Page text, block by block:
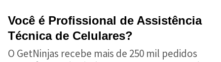
Você é Profissional de Assistência
Técnica de Celulares?
O GetNinjas recebe mais de 250 mil pedidos